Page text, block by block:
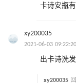
卡诗安瓶
xy200035
2021-06-03 09:22:20
出卡诗洗
xy200035